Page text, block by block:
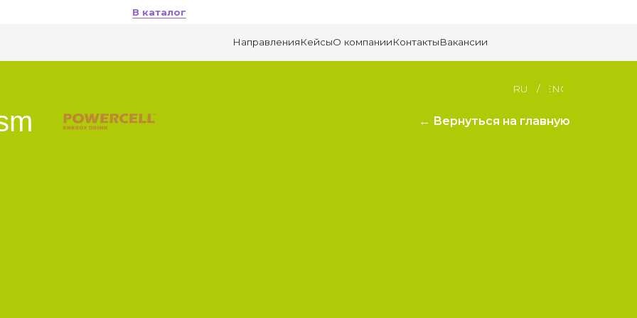
Кейсы О компанииКонтакты Вакансии
← Вернуться на главную
RU ENG
/